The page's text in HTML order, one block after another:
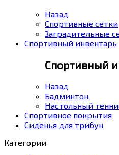
Назад
Спортивные сетки
Заградительные
Спортивный инвентарь
Спортивный
Назад
Бадминтон
Настольный
Спортивное покрытия
Сиденья для трибун
Категории